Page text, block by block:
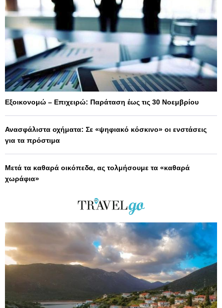
Εξοικονομώ – Επιχειρώ: Παράταση έως τις 30 Νοεμβρίου
Ανασφάλιστα οχήματα: Σε «ψηφιακό κόσκινο» οι ενστάσεις
για τα πρόστιμα
Μετά τα καθαρά οικόπεδα, ας τολμήσουμε τα «καθαρά
χωράφια»